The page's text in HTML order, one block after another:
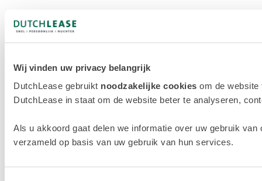
Wij vinden uw privacy belangrijk
DutchLease gebruikt noodzakelijke cookies om de
DutchLease in staat om de website beter te analyseren,
Als u akkoord gaat delen we informatie over uw gebruik
verzameld op basis van uw gebruik van hun services.